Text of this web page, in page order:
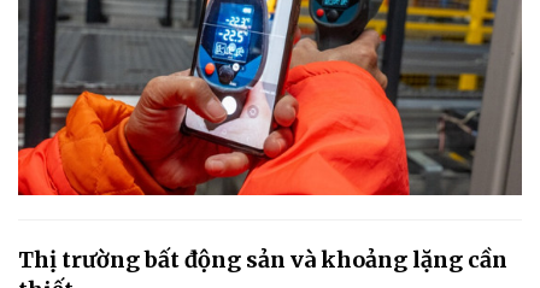
Thị trường bất động sản và khoảng lặng cần